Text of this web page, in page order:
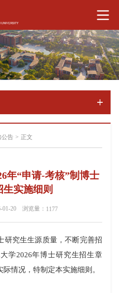
公告 > 正文
年“申请-考核”制博士
实施细则
01-20 浏览量： 1177
研究生生源质量，不断完善招
学2026年博士研究生招生章
情况，特制定本实施细则。